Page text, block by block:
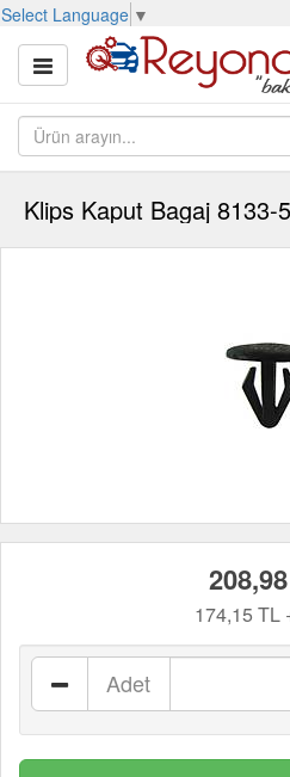
Select Language ▼
Klips Kaput Bagaj
174,15 TL
Adet